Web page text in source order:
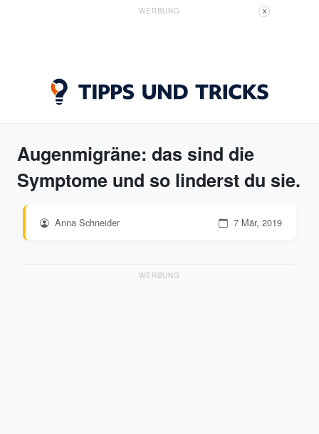
WERBUNG X
Augenmigräne: das sind die
Symptome und so linderst du sie.
Anna Schneider 7 Mär, 2019
WERBUNG